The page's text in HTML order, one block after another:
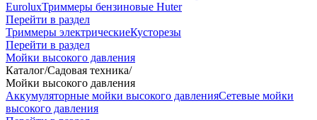
EuroluxТриммеры бензиновые Huter
Перейти в раздел
Триммеры электрическиеКусторезы
Перейти в раздел
Мойки высокого давления
Каталог/Садовая техника/
Мойки высокого давления
Аккумуляторные мойки высокого давленияСетевые мойки
высокого давления